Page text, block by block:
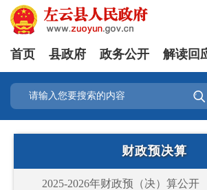
首页 县政府 政务公开 解读回

财政预决算
2025-2026年财政预（决）算公开